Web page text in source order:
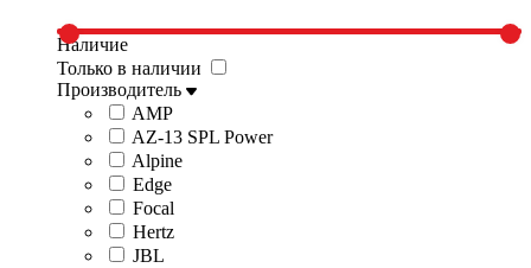
Наличие
Только в наличии
Производитель
AMP
AZ-13 SPL Power
Alpine
Edge
Focal
Hertz
JBL